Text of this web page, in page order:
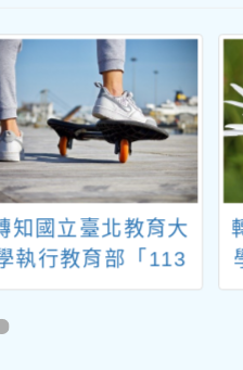
知國立臺北教育大
執行教育部「113
創新計畫」之北區